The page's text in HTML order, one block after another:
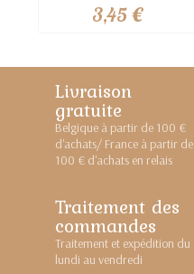
3,45 €
Livraison
gratuite
Belgique à partir de 100 €
d'achats/ France à partir de
100 € d'achats en relais
Traitement des
commandes
Traitement et expédition du
lundi au vendredi